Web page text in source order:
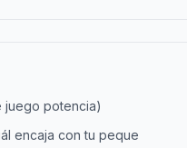
juego potencia)
encaja con tu peque